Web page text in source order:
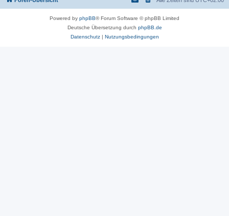
Powered by phpBB® Forum Software © phpBB Limited
Deutsche Übersetzung durch phpBB.de
Datenschutz| Nutzungsbedingungen